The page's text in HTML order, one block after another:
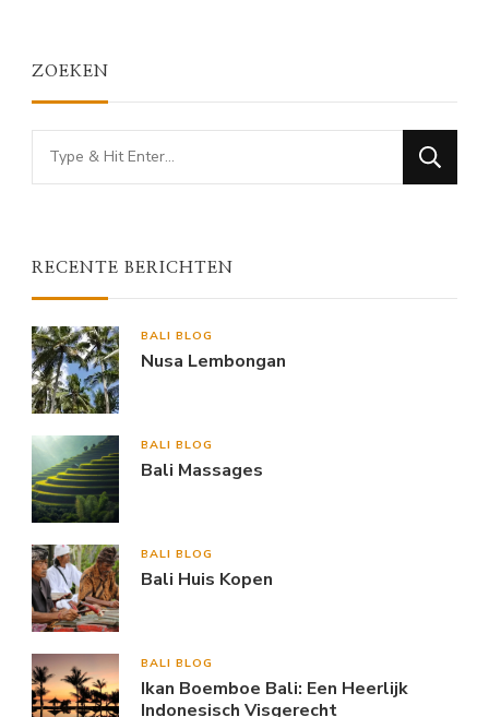
ZOEKEN
Looking
for
RECENTE BERICHTEN
BALI BLOG
Nusa Lembongan
BALI BLOG
Bali Massages
BALI BLOG
Bali Huis Kopen
BALI BLOG
Ikan Boemboe Bali: Een Heerlijk
Indonesisch Visgerecht